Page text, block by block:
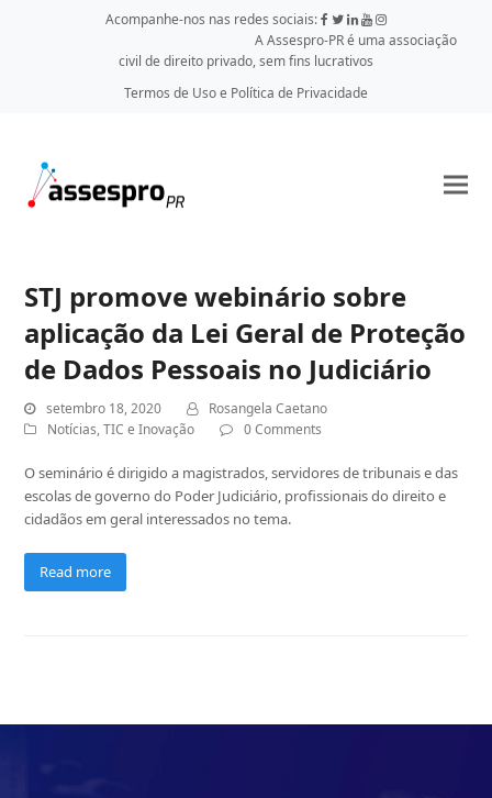
Acompanhe-nos nas redes sociais:
A Assespro-PR é uma associação
civil de direito privado, sem fins lucrativos
Termos de Uso e Política de Privacidade
STJ promove webinário sobre
aplicação da Lei Geral de Proteção
de Dados Pessoais no Judiciário
setembro 18, 2020
Rosangela Caetano
Notícias,TIC e Inovação 0 Comments
O seminário é dirigido a magistrados, servidores de tribunais e das
escolas de governo do Poder Judiciário, profissionais do direito e
cidadãos em geral interessados no tema.
Read more